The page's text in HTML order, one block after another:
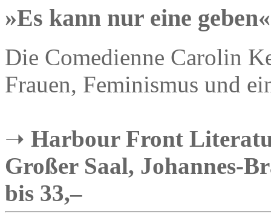
»Es kann nur eine geben«
Die Comedienne Carolin
Frauen, Feminismus und
➝ Harbour Front
Großer Saal, Johannes-
bis 33,–